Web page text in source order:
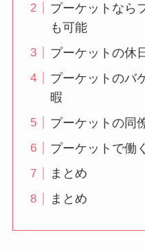
プーケットなら
も可能
プーケットの休
プーケットのバ
暇
プーケットの同
プーケットで働
まとめ
まとめ